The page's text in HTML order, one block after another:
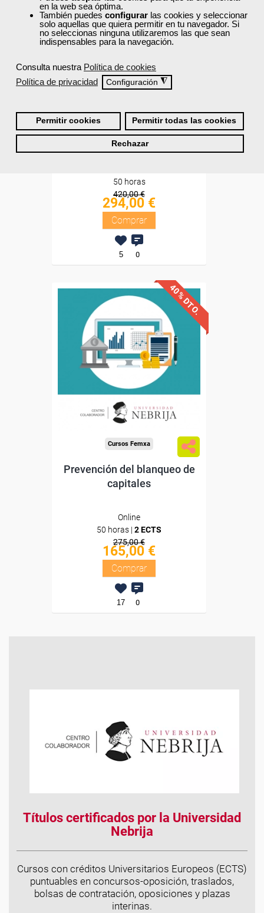
en la web sea óptima.
También puedes configurar las cookies y seleccionar
solo aquellas que quiera permitir en tu navegador. Si
no seleccionas ninguna utilizaremos las que sean
indispensables para la navegación.
Consulta nuestra Política de cookies
Política de privacidad
Configuración ◮
Permitir cookies Permitir todas las cookies
Rechazar
Sin requisitos de acceso
Diploma
Pack My Ardor English - 1
nivel
50 horas
420,00 €
294,00 €
Comprar
5 0
Descuentos especiales
Sin requisitos de acceso
Doble titulación
Compra segura
40% DTO.
Cursos Femxa
Prevención del blanqueo de
capitales
Online
50 horas | 2 ECTS
275,00 €
165,00 €
Comprar
17 0
Títulos certificados por la Universidad
Nebrija
Cursos con créditos Universitarios Europeos (ECTS)
puntuables en concursos-oposición, traslados,
bolsas de contratación, oposiciones y plazas
interinas.